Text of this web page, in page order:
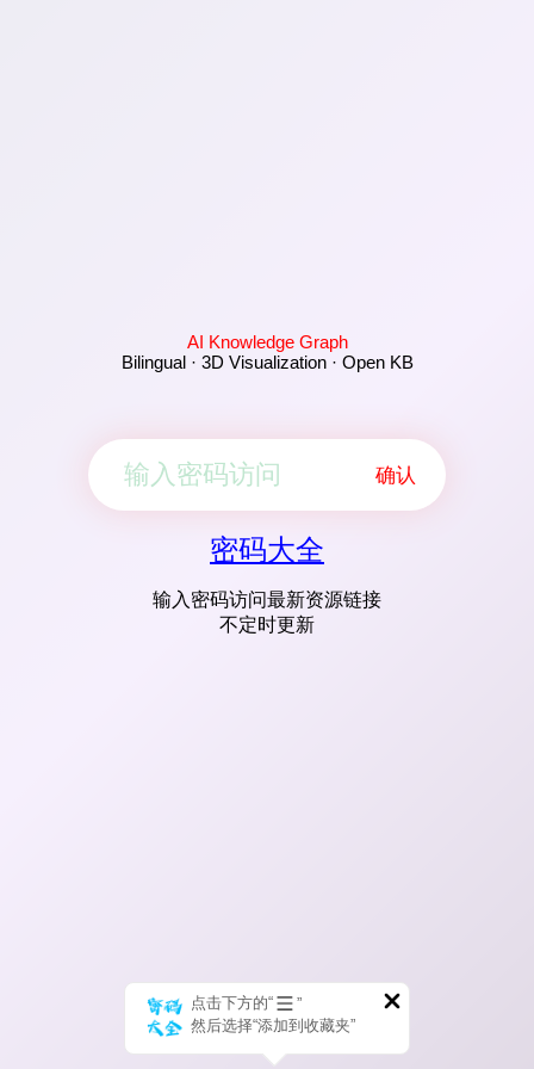
AI Knowledge Graph
Bilingual · 3D Visualization · Open KB
确认
密码大全
输入密码访问最新资源链接
不定时更新
点击下方的“
”
然后选择“添加到收藏夹”